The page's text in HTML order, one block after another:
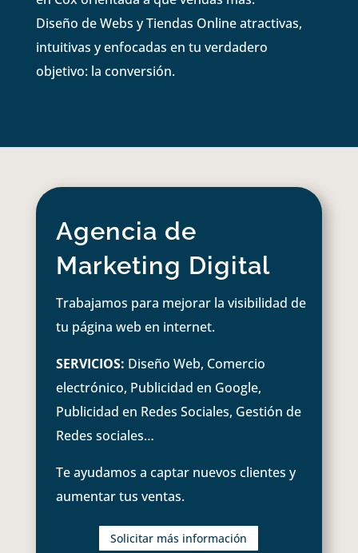
Diseño de Webs y Tiendas Online atractivas,
intuitivas y enfocadas en tu verdadero
objetivo: la conversión.
Agencia de
Marketing Digital
Trabajamos para mejorar la visibilidad de
tu página web en internet.
SERVICIOS: Diseño Web, Comercio
electrónico, Publicidad en Google,
Publicidad en Redes Sociales, Gestión de
Redes sociales…
Te ayudamos a captar nuevos clientes y
aumentar tus ventas.
Solicitar más información